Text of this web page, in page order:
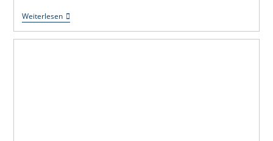
WeiterlesenUli
Hört
Zu